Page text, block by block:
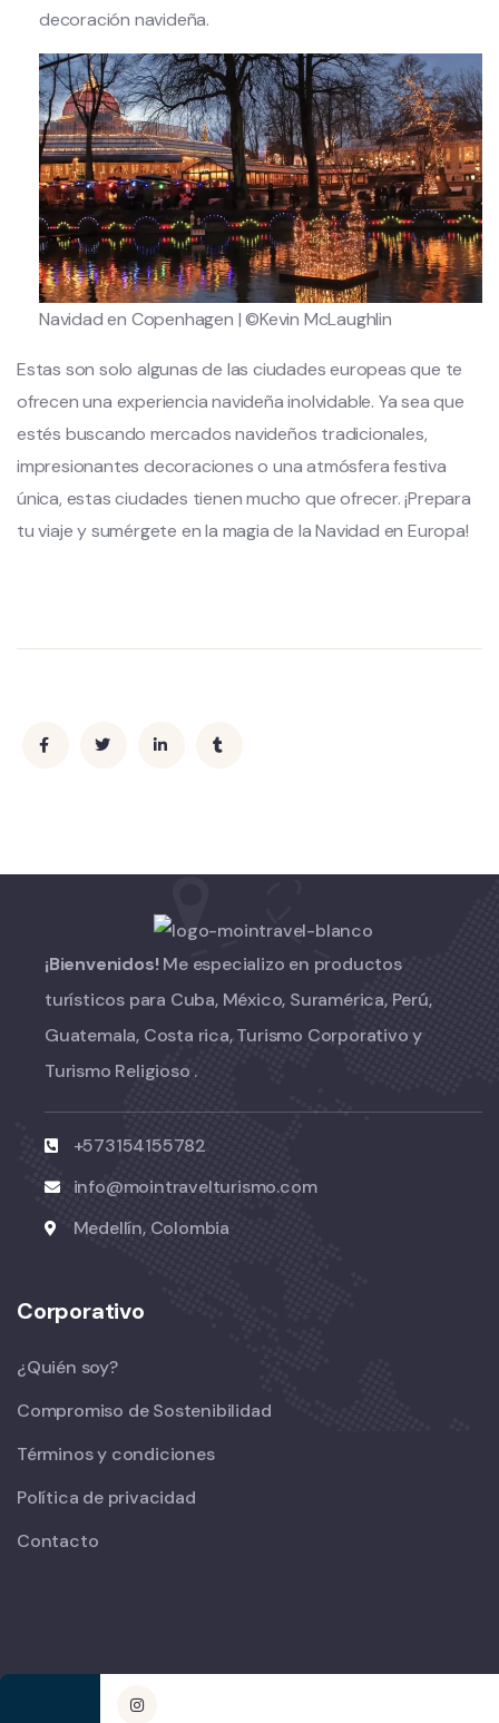
decoración navideña.
Navidad en Copenhagen | ©Kevin McLaughlin
Estas son solo algunas de las ciudades europeas que te
ofrecen una experiencia navideña inolvidable. Ya sea que
estés buscando mercados navideños tradicionales,
impresionantes decoraciones o una atmósfera festiva
única, estas ciudades tienen mucho que ofrecer. ¡Prepara
tu viaje y sumérgete en la magia de la Navidad en Europa!
¡Bienvenidos! Me especializo en productos
turísticos para Cuba, México, Suramérica, Perú,
Guatemala, Costa rica, Turismo Corporativo y
Turismo Religioso .
+573154155782
info@mointravelturismo.com
Medellín, Colombia
Corporativo
¿Quién soy?
Compromiso de Sostenibilidad
Términos y condiciones
Política de privacidad
Contacto